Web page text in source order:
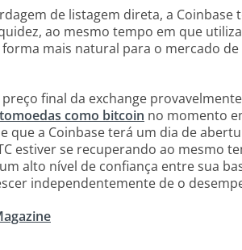
de listagem direta, a Coinbase
ao mesmo tempo em que
mais natural para o mercado
final da exchange
como bitcoin no momento
que a Coinbase terá um dia de
estiver se recuperando ao mesmo
alto nível de confiança entre sua
independentemente de o